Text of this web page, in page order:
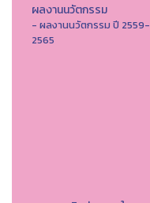
ผลงานนวัตกรรม
- ผลงานนวัตกรรม ปี 2559-
2565